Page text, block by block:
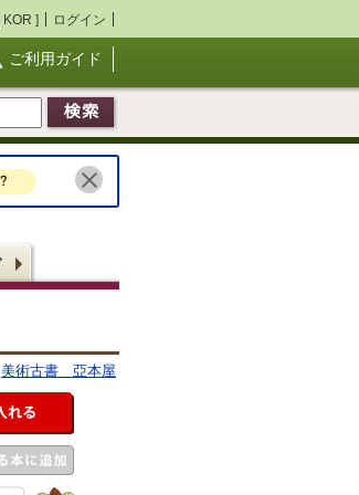
KOR ] ログイン
ご利用ガイド
美術古書 亞本屋